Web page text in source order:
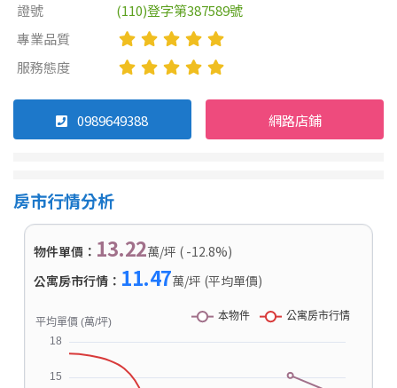
證號
(110)登字第387589號
專業品質
服務態度
0989649388 網路店鋪
房市行情分析
物件單價： 13.22萬/坪 ( -12.8%)
公寓房市行情： 11.47萬/坪 (平均單價)